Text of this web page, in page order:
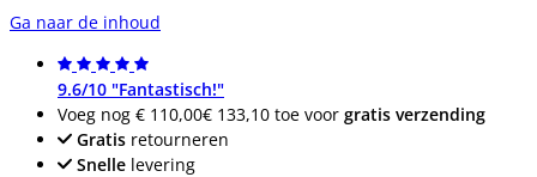
Ga naar de inhoud
9.6/10 "Fantastisch!"
Voeg nog € 110,00€ 133,10 toe voor gratis verzending
Gratis retourneren
Snelle levering